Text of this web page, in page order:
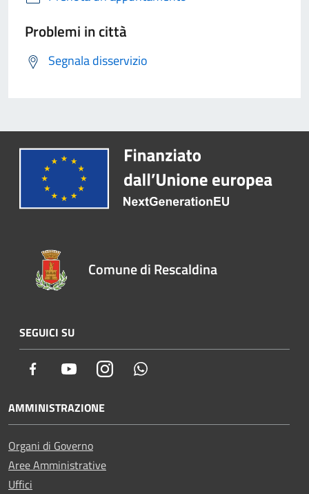
Problemi in città
Segnala disservizio
Comune di Rescaldina
SEGUICI SU
Facebook YoutubeInstagram
AMMINISTRAZIONE
Organi di Governo
Aree Amministrative
Uffici